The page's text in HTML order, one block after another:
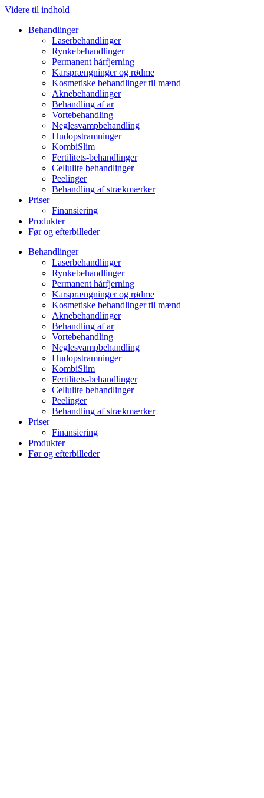
Videre til indhold
Behandlinger
Laserbehandlinger
Rynkebehandlinger
Permanent hårfjerning
Karsprængninger og rødme
Kosmetiske behandlinger til mænd
Aknebehandlinger
Behandling af ar
Vortebehandling
Neglesvampbehandling
Hudopstramninger
KombiSlim
Fertilitets-behandlinger
Cellulite behandlinger
Peelinger
Behandling af strækmærker
Priser
Finansiering
Produkter
Før og efterbilleder
Behandlinger
Laserbehandlinger
Rynkebehandlinger
Permanent hårfjerning
Karsprængninger og rødme
Kosmetiske behandlinger til mænd
Aknebehandlinger
Behandling af ar
Vortebehandling
Neglesvampbehandling
Hudopstramninger
KombiSlim
Fertilitets-behandlinger
Cellulite behandlinger
Peelinger
Behandling af strækmærker
Priser
Finansiering
Produkter
Før og efterbilleder